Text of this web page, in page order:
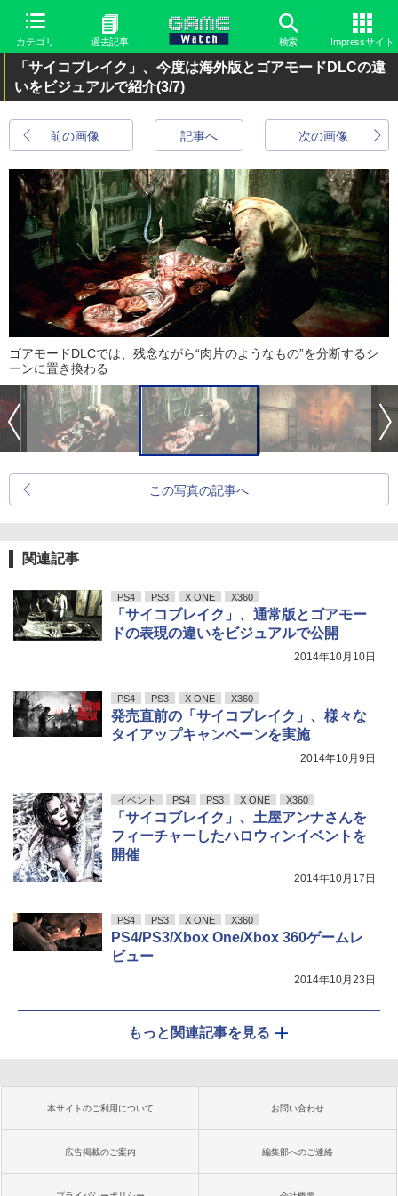
カテゴリ 過去記事 検索 Impressサイト
「サイコブレイク」、今度は海外版とゴアモードDLCの違
いをビジュアルで紹介(3/7)
前の画像 次の画像
記事へ
ゴアモードDLCでは、残念ながら“肉片のようなもの”を分断するシ
ーンに置き換わる
この写真の記事へ
関連記事
PS4 PS3 X ONE X360
「サイコブレイク」、通常版とゴアモー
ドの表現の違いをビジュアルで公開
2014年10月10日
PS4 PS3 X ONE X360
発売直前の「サイコブレイク」、様々な
タイアップキャンペーンを実施
2014年10月9日
イベント PS4 PS3 X ONE X360
「サイコブレイク」、土屋アンナさんを
フィーチャーしたハロウィンイベントを
開催
2014年10月17日
PS4 PS3 X ONE X360
PS4/PS3/Xbox One/Xbox 360ゲームレ
ビュー
2014年10月23日
もっと関連記事を見る
本サイトのご利用について お問い合わせ
広告掲載のご案内 編集部へのご連絡